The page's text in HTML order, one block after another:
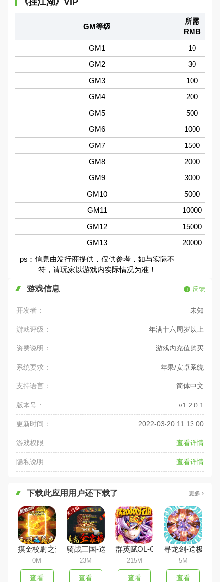
GM等级
所需
RMB
GM1
10
GM2
30
GM3
100
GM4
200
GM5
500
GM6
1000
GM7
1500
GM8
2000
GM9
3000
GM10
5000
GM11
10000
GM12
15000
GM13
20000
ps：信息由发行商提供，仅供参考，如与实际不
符，请玩家以游戏内实际情况为准！
游戏信息 反馈
开发者： 未知
游戏评级： 年满十六周岁以上
资费说明： 游戏内充值购买
系统要求： 苹果/安卓系统
支持语言： 简体中文
版本号： v1.2.0.1
更新时间： 2022-03-20 11:13:00
游戏权限 查看详情
隐私说明 查看详情
下载此应用用户还下载了 更多
摸金校尉之天字卷-无限送真充
0M
查看
骑战三国-送GM30万充
23M
查看
群英赋OL-GM送虎量充值
215M
查看
寻龙剑-送极品武
5M
查看